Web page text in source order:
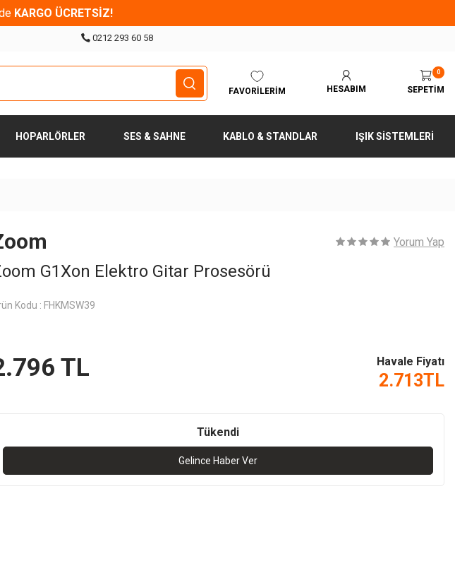
KARGO ÜCRETSİZ!
0212 293 60 58
FAVORILERIM HESABIM
0
SEPETIM
HOPARLÖRLER SES & SAHNE KABLO & STANDLAR IŞIK SISTEMLERI
Yorum Yap
G1Xon Elektro Gitar Prosesörü
Kodu : FHKMSW39
TL Havale Fiyatı
2.713TL
Tükendi
Gelince Haber Ver